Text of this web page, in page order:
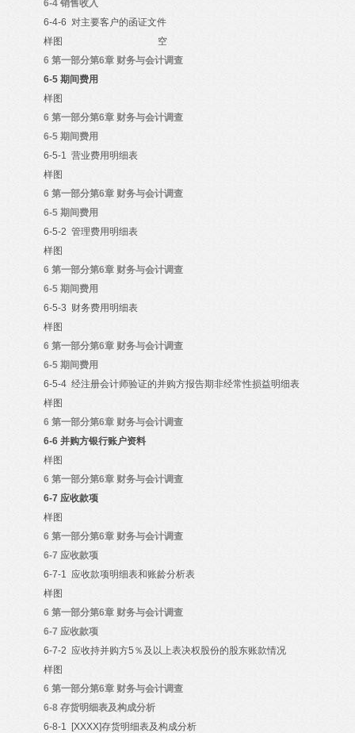
6-4 销售收入
6-4-6 对主要客户的函证文件
样图
空
6 第一部分第6章 财务与会计调查
6-5 期间费用
样图
6 第一部分第6章 财务与会计调查
6-5 期间费用
6-5-1 营业费用明细表
样图
6 第一部分第6章 财务与会计调查
6-5 期间费用
6-5-2 管理费用明细表
样图
6 第一部分第6章 财务与会计调查
6-5 期间费用
6-5-3 财务费用明细表
样图
6 第一部分第6章 财务与会计调查
6-5 期间费用
6-5-4 经注册会计师验证的并购方报告期非经常性损益明细表
样图
6 第一部分第6章 财务与会计调查
6-6 并购方银行账户资料
样图
6 第一部分第6章 财务与会计调查
6-7 应收款项
样图
6 第一部分第6章 财务与会计调查
6-7 应收款项
6-7-1 应收款项明细表和账龄分析表
样图
6 第一部分第6章 财务与会计调查
6-7 应收款项
6-7-2 应收持并购方5％及以上表决权股份的股东账款情况
样图
6 第一部分第6章 财务与会计调查
6-8 存货明细表及构成分析
6-8-1 [XXXX]存货明细表及构成分析